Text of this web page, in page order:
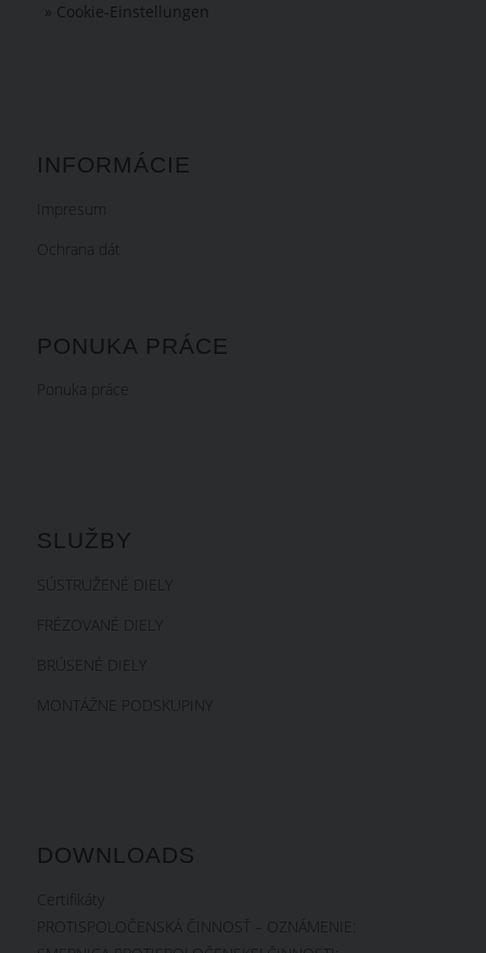
» Cookie-Einstellungen
INFORMÁCIE
Impresum
Ochrana dát
PONUKA PRÁCE
Ponuka práce
SLUŽBY
SÚSTRUŽENÉ DIELY
FRÉZOVANÉ DIELY
BRÚSENÉ DIELY
MONTÁŽNE PODSKUPINY
DOWNLOADS
Certifikáty
PROTISPOLOČENSKÁ ČINNOSŤ – OZNÁMENIE: